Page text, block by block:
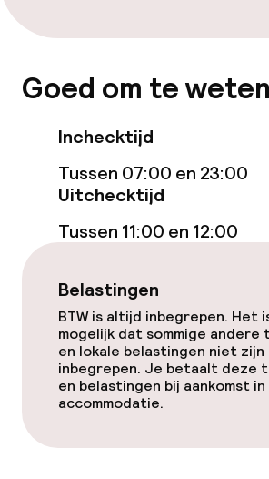
Goed om te weten
Inchecktijd
Tussen 07:00 en 23:00
Uitchecktijd
Tussen 11:00 en 12:00
Belastingen
BTW is altijd inbegrepen. Het
mogelijk dat sommige andere
en lokale belastingen niet zijn
inbegrepen. Je betaalt deze
en belastingen bij aankomst in
accommodatie.